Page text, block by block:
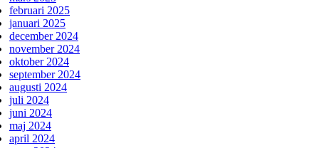
februari 2025
januari 2025
december 2024
november 2024
oktober 2024
september 2024
augusti 2024
juli 2024
juni 2024
maj 2024
april 2024